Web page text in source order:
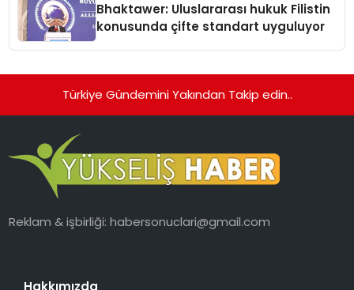
Bhaktawer: Uluslararası hukuk Filistin
konusunda çifte standart uyguluyor
Türkiye Gündemini Yakından Takip edin..
Reklam & işbirliği:habersonuclari@gmail.com
Hakkımızda